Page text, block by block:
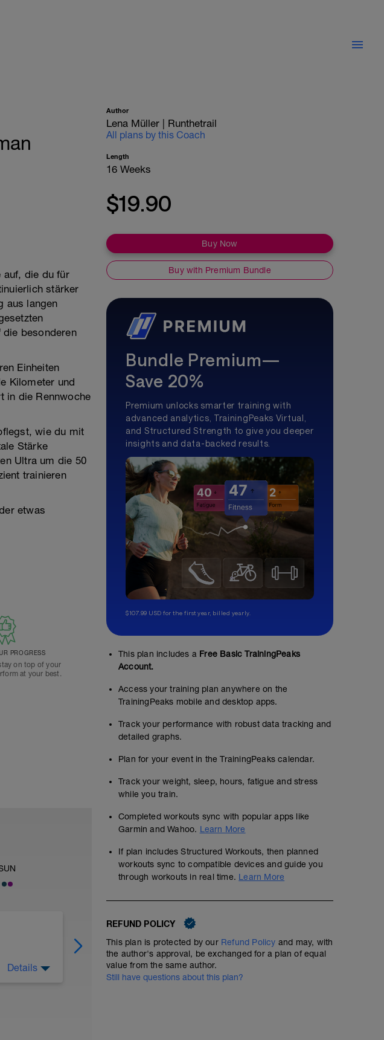
auf, die du für
stärker
aus langen
besonderen
Einheiten
Kilometer und
in die Rennwoche
wie du mit
Stärke
Ultra um die 50
trainieren
etwas
PROGRESS
on top of your
at your best.
Details
Hill Session (Z3-Z4)
5.22mi Structured Workout
Author
Lena Müller | Runthetrail
All plans by this Coach
Length
16 Weeks
$19.90
Buy Now
Buy with Premium Bundle
Bundle Premium—
Save 20%
Premium unlocks smarter training with
advanced analytics, TrainingPeaks Virtual,
and Structured Strength to give you deeper
insights and data-backed results.
$107.99 USD for the first year, billed yearly.
This plan includes a Free Basic TrainingPeaks
Account.
Access your training plan anywhere on the
TrainingPeaks mobile and desktop apps.
Track your performance with robust data tracking and
detailed graphs.
Plan for your event in the TrainingPeaks calendar.
Track your weight, sleep, hours, fatigue and stress
while you train.
Completed workouts sync with popular apps like
Garmin and Wahoo. Learn More
If plan includes Structured Workouts, then planned
workouts sync to compatible devices and guide you
through workouts in real time. Learn More
REFUND POLICY
This plan is protected by our Refund Policy and may, with
the author's approval, be exchanged for a plan of equal
value from the same author.
Still have questions about this plan?